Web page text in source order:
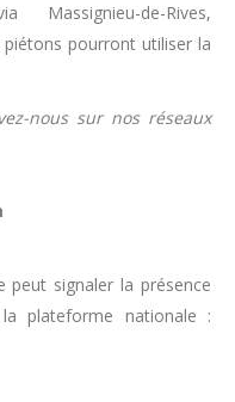
de-Rives,
pourront utiliser la
nous sur nos réseaux
peut signaler la présence
plateforme nationale :